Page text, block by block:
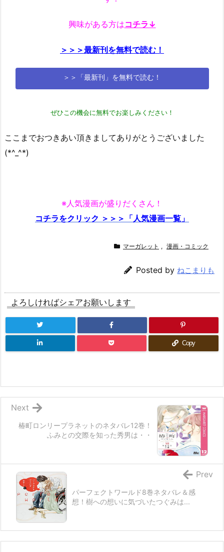
興味がある方はコチラ↓
＞＞＞最新刊を無料で読む！
＞＞「最新刊」を無料で読む！
ぜひこの機会に無料でお楽しみください！
ここまでおつきあい頂きましてありがとうございました
(*^_^*)
※人気漫画が盛りだくさん！
コチラをクリック ＞＞＞「人気漫画一覧」
マーガレット , 漫画・コミック
Posted by ねこまりも
よろしければシェアお願いします
Copy
椿町ロンリープラネットのネタバレ12巻！
ふみとの交際を知った秀男は・・
Next
パーフェクトワールド8巻ネタバレ＆感
想！樹への想いに気づいたつぐみは...
Prev